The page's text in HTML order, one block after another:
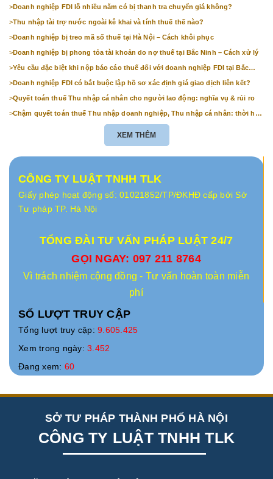
>Doanh nghiệp FDI lỗ nhiều năm có bị thanh tra chuyển giá không?
>Thu nhập tài trợ nước ngoài kê khai và tính thuế thế nào?
>Doanh nghiệp bị treo mã số thuế tại Hà Nội – Cách khôi phục
>Doanh nghiệp bị phong tỏa tài khoản do nợ thuế tại Bắc Ninh – Cách xử lý
>Yêu cầu đặc biệt khi nộp báo cáo thuế đối với doanh nghiệp FDI tại Bắc
>Doanh nghiệp FDI có bắt buộc lập hồ sơ xác định giá giao dịch liên kết?
>Quyết toán thuế Thu nhập cá nhân cho người lao động: nghĩa vụ & rủi ro
>Chậm quyết toán thuế Thu nhập doanh nghiệp, Thu nhập cá nhân: thời hạn
XEM THÊM
CÔNG TY LUẬT TNHH TLK
Giấy phép hoạt động số: 01021852/TP/ĐKHĐ cấp bởi Sở
Tư pháp TP. Hà Nội
TỔNG ĐÀI TƯ VẤN PHÁP LUẬT 24/7
GỌI NGAY: 097 211 8764
Vì trách nhiệm cộng đồng - Tư vấn hoàn toàn miễn
phí
SỐ LƯỢT TRUY CẬP
Tổng lượt truy cập: 9.605.425
Xem trong ngày: 3.452
Đang xem: 60
SỞ TƯ PHÁP THÀNH PHỐ HÀ NỘI
CÔNG TY LUẬT TNHH TLK